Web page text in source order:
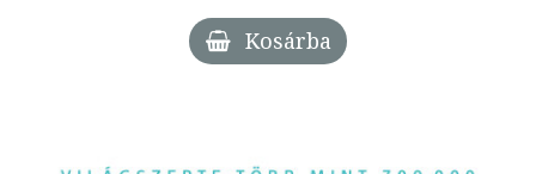
Kosárba